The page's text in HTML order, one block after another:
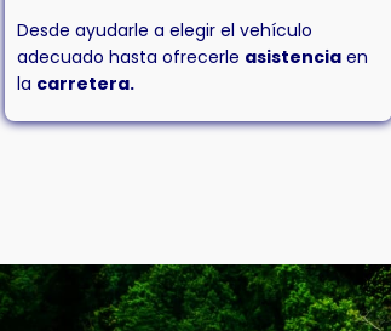
Desde ayudarle a elegir el vehículo
adecuado hasta ofrecerle asistencia en
la carretera.